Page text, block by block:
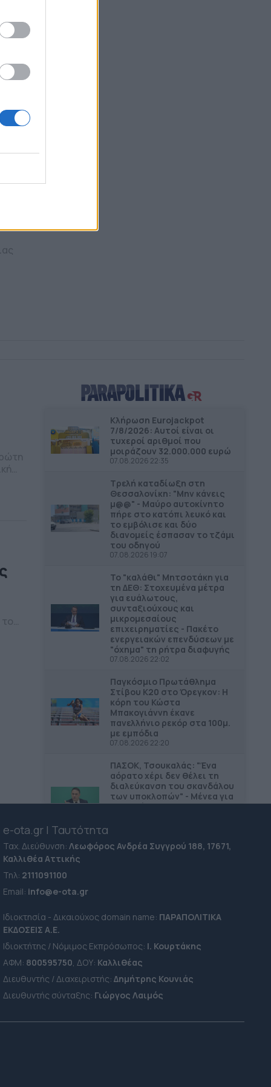
Κλήρωση Eurojackpot
7/8/2026: Αυτοί είναι οι
τυχεροί αριθμοί που
μοιράζουν 32.000.000 ευρώ
07.08.2026 22:35
Τρελή καταδίωξη στη
Θεσσαλονίκη: "Μην κάνεις
μ@@" - Μαύρο αυτοκίνητο
πήρε στο κατόπι λευκό και
το εμβόλισε και δύο
διανομείς έσπασαν το τζάμι
του οδηγού
07.08.2026 19:07
Το "καλάθι" Μητσοτάκη για
τη ΔΕΘ: Στοχευμένα μέτρα
για ευάλωτους,
συνταξιούχους και
μικρομεσαίους
επιχειρηματίες - Πακέτο
ενεργειακών επενδύσεων με
"όχημα" τη ρήτρα διαφυγής
07.08.2026 22:02
Παγκόσμιο Πρωτάθλημα
Στίβου Κ20 στο Όρεγκον: Η
κόρη του Κώστα
Μπακογιάννη έκανε
πανελλήνιο ρεκόρ στα 100μ.
με εμπόδια
07.08.2026 22:20
ΠΑΣΟΚ, Τσουκαλάς: "Ένα
αόρατο χέρι δεν θέλει τη
διαλεύκανση του σκανδάλου
των υποκλοπών" - Μένεα για
την απόφαση του
Ευθείες "βολές" Αυγερινού και
και κόμματος Καρυστιανού - "Το
μετέτρεψαν σε μικρό αρχηγικό
κόμμα"
07.08.2026 19:20
e-ota.gr | Ταυτότητα
Ταχ. Διεύθυνση:Λεωφόρος Ανδρέα Συγγρού 188, 17671,
Καλλιθέα Αττικής
Τηλ: 2111091100
Εmail: info@e-ota.gr
Ιδιοκτησία - Δικαιούχος domain name: ΠΑΡΑΠΟΛΙΤΙΚΑ
ΕΚΔΟΣΕΙΣ A.E.
Ιδιοκτήτης / Νόμιμος Εκπρόσωπος: Ι. Κουρτάκης
ΑΦΜ: 800595750 , ΔΟΥ: Καλλιθέας
Διευθυντής / Διαχειριστής:Δημήτρης Κουνιάς
Διευθυντής σύνταξης: Γιώργος Λαιμός